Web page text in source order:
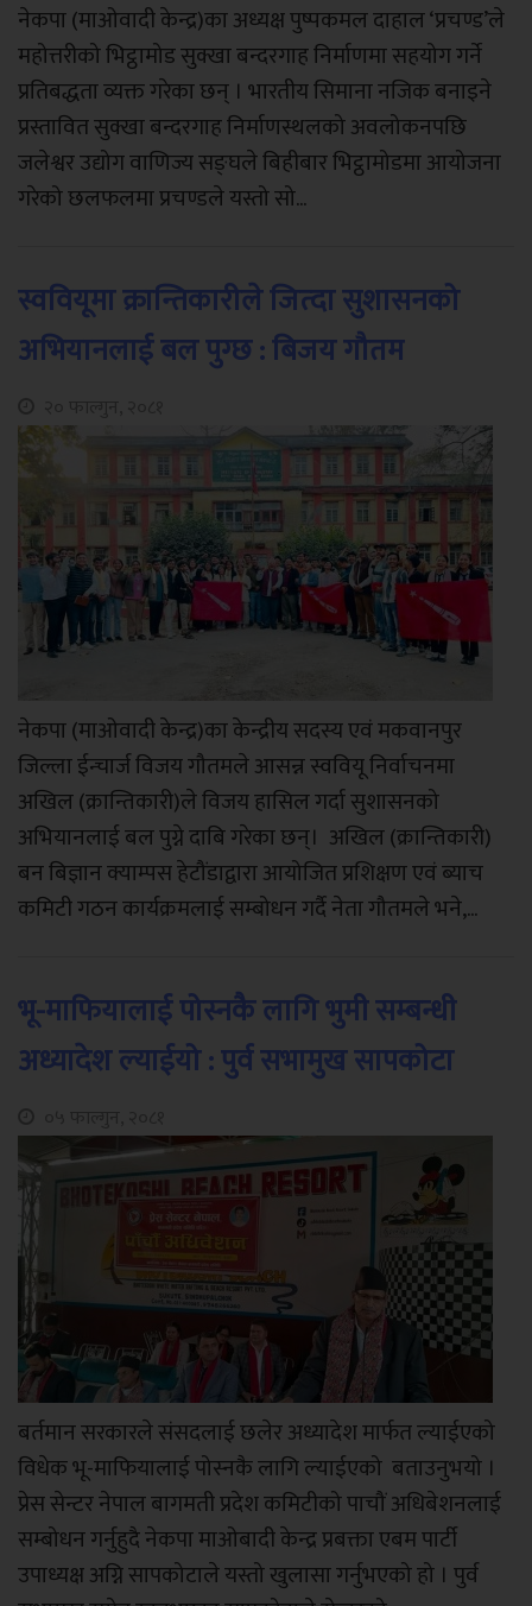
नेकपा (माओवादी केन्द्र)का अध्यक्ष पुष्पकमल दाहाल ‘प्रचण्ड’ले
महोत्तरीको भिट्ठामोड सुक्खा बन्दरगाह निर्माणमा सहयोग गर्ने
प्रतिबद्धता व्यक्त गरेका छन् । भारतीय सिमाना नजिक बनाइने
प्रस्तावित सुक्खा बन्दरगाह निर्माणस्थलको अवलोकनपछि
जलेश्वर उद्योग वाणिज्य सङ्घले बिहीबार भिट्ठामोडमा आयोजना
गरेको छलफलमा प्रचण्डले यस्तो सो...
स्ववियूमा क्रान्तिकारीले जित्दा सुशासनको
अभियानलाई बल पुग्छ : बिजय गौतम
नेकपा (माओवादी केन्द्र)का केन्द्रीय सदस्य एवं मकवानपुर
जिल्ला ईन्चार्ज विजय गौतमले आसन्न स्ववियू निर्वाचनमा
अखिल (क्रान्तिकारी)ले विजय हासिल गर्दा सुशासनको
अभियानलाई बल पुग्ने दाबि गरेका छन्। अखिल (क्रान्तिकारी)
बन बिज्ञान क्याम्पस हेटौंडाद्वारा आयोजित प्रशिक्षण एवं ब्याच
कमिटी गठन कार्यक्रमलाई सम्बोधन गर्दै नेता गौतमले भने,...
भू-माफियालाई पोस्नकै लागि भुमी सम्बन्धी
अध्यादेश ल्याईयो : पुर्व सभामुख सापकोटा
बर्तमान सरकारले संसदलाई छलेर अध्यादेश मार्फत ल्याईएको
विधेक भू-माफियालाई पोस्नकै लागि ल्याईएको बताउनुभयो ।
प्रेस सेन्टर नेपाल बागमती प्रदेश कमिटीको पाचौं अधिबेशनलाई
सम्बोधन गर्नुहुदै नेकपा माओबादी केन्द्र प्रबक्ता एबम पार्टी
उपाध्यक्ष अग्नि सापकोटाले यस्तो खुलासा गर्नुभएको हो । पुर्व